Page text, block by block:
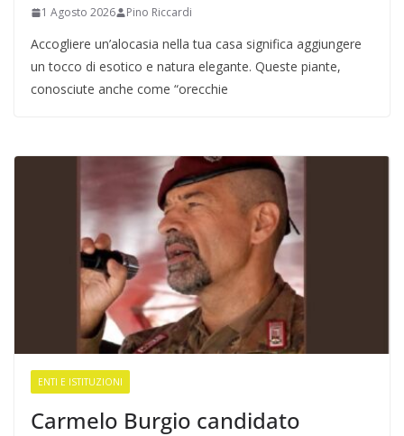
1 Agosto 2026 Pino Riccardi
Accogliere un’alocasia nella tua casa significa aggiungere
un tocco di esotico e natura elegante. Queste piante,
conosciute anche come “orecchie
ENTI E ISTITUZIONI
Carmelo Burgio candidato